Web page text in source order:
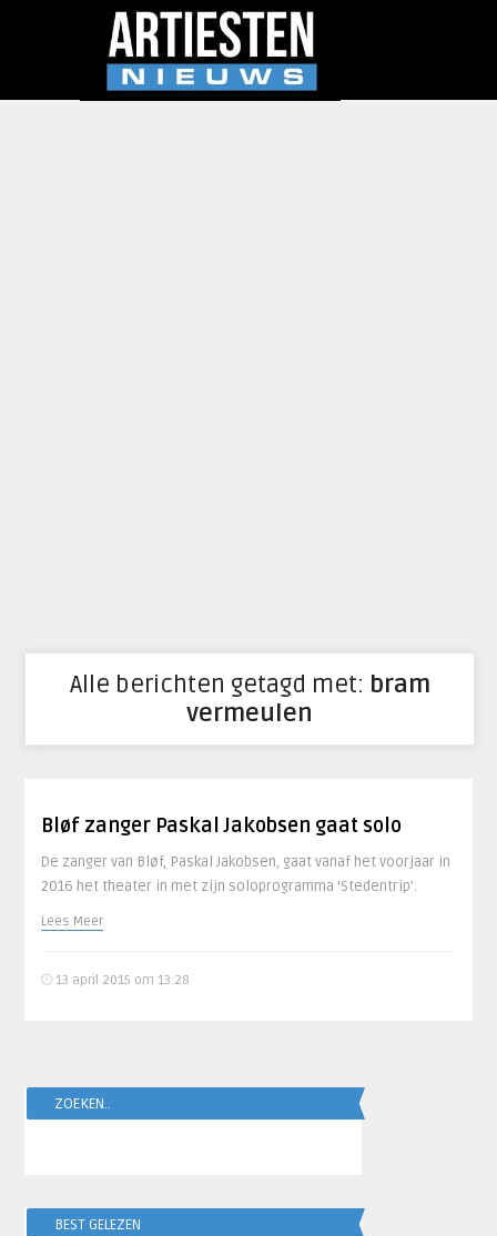
Alle berichten getagd met: bram
vermeulen
Bløf zanger Paskal Jakobsen gaat solo
De zanger van Bløf, Paskal Jakobsen, gaat vanaf het voorjaar in
2016 het theater in met zijn soloprogramma ‘Stedentrip’.
Lees Meer
13 april 2015 om 13:28
ZOEKEN..
BEST GELEZEN